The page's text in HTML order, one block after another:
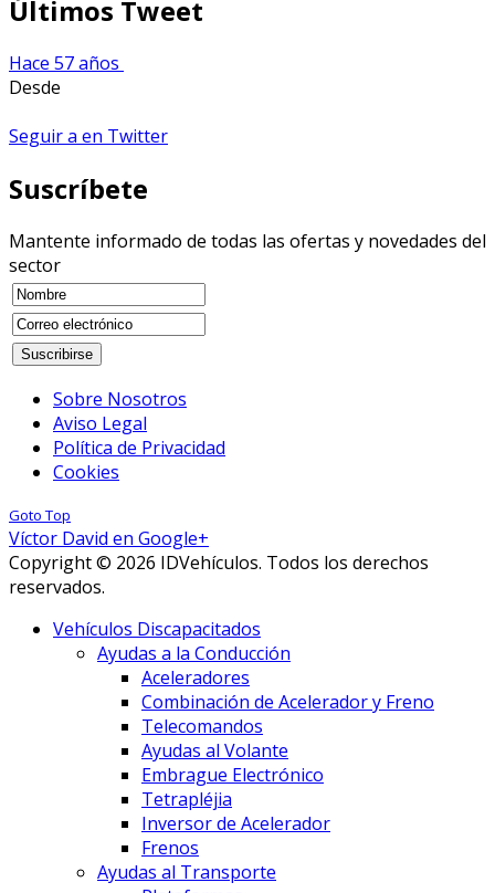
Últimos Tweet
Hace 57 años
Desde
Seguir a en Twitter
Suscríbete
Mantente informado de todas las ofertas y novedades del
sector
Sobre Nosotros
Aviso Legal
Política de Privacidad
Cookies
Goto Top
Víctor David en Google+
Copyright © 2026 IDVehículos. Todos los derechos
reservados.
Vehículos Discapacitados
Ayudas a la Conducción
Aceleradores
Combinación de Acelerador y Freno
Telecomandos
Ayudas al Volante
Embrague Electrónico
Tetrapléjia
Inversor de Acelerador
Frenos
Ayudas al Transporte